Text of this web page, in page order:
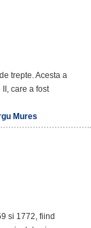
trepte. Acesta a
care a fost
Mures
si 1772, fiind